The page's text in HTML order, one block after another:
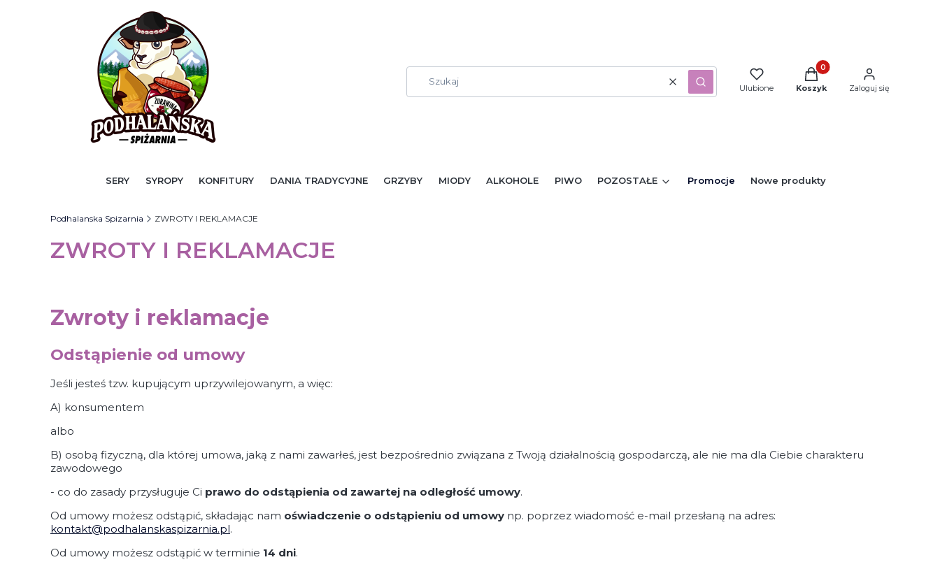
WyczyśćSzukaj Ulubione
Produkty w koszyku: 0.
Koszyk Zaloguj się
SERY SYROPY KONFITURY DANIA TRADYCYJNE GRZYBY MIODY ALKOHOLE PIWO POZOSTAŁE Promocje Nowe produkty
Podhalanska Spizarnia ZWROTY I REKLAMACJE
ZWROTY I REKLAMACJE
Zwroty i reklamacje
Odstąpienie od umowy
Jeśli jesteś tzw. kupującym uprzywilejowanym, a więc:
A) konsumentem
albo
B) osobą fizyczną, dla której umowa, jaką z nami zawarłeś, jest bezpośrednio związana z Twoją działalnością gospodarczą, ale nie ma dla Ciebie charakteru
zawodowego
- co do zasady przysługuje Ci prawo do odstąpienia od zawartej na odległość umowy.
Od umowy możesz odstąpić, składając nam oświadczenie o odstąpieniu od umowy np. poprzez wiadomość e-mail przesłaną na adres:
kontakt@podhalanskaspizarnia.pl.
Od umowy możesz odstąpić w terminie 14 dni.